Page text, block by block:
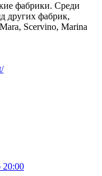
фабрики. Среди
других фабрик,
Scervino, Marina
20:00